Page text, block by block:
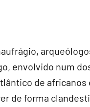
envolvido num
de
de forma